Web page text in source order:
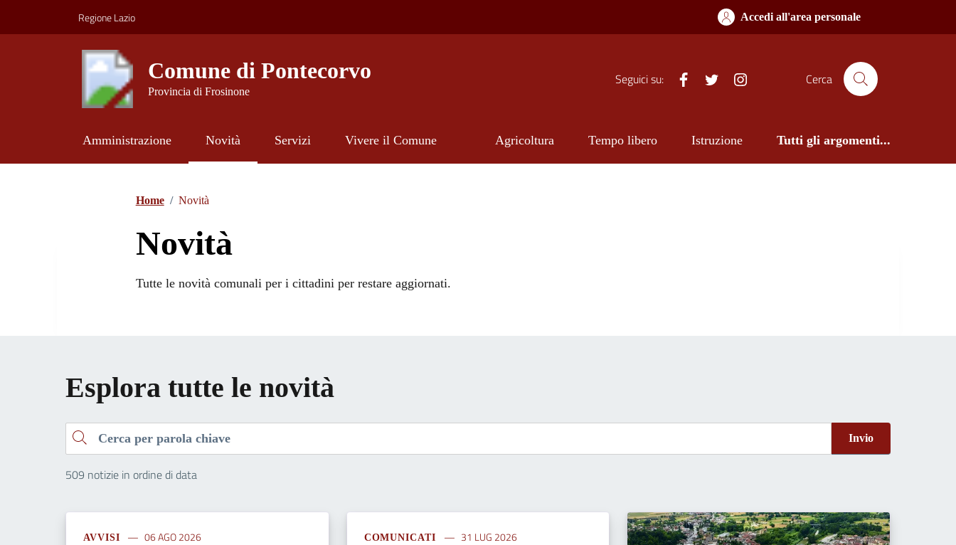
Regione Lazio Accedi all'area personale
Comune di Pontecorvo
Provincia di Frosinone
Seguici su: FacebookTwitter Cerca
Amministrazione Novità Servizi Vivere il Comune Agricoltura Tempo libero Istruzione Tutti gli argomenti...
Home / Novità
Novità
Tutte le novità comunali per i cittadini per restare aggiornati.
Esplora tutte le novità
Cerca Invio
509 notizie in ordine di data
AVVISI 06 AGO 2026 COMUNICATI 31 LUG 2026